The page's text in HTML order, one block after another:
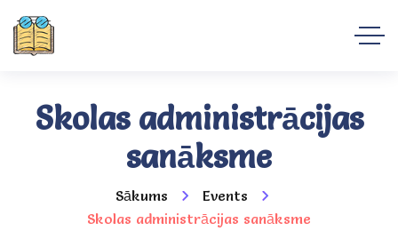
Skolas administrācijas
sanāksme
Sākums
Events
Skolas administrācijas sanāksme